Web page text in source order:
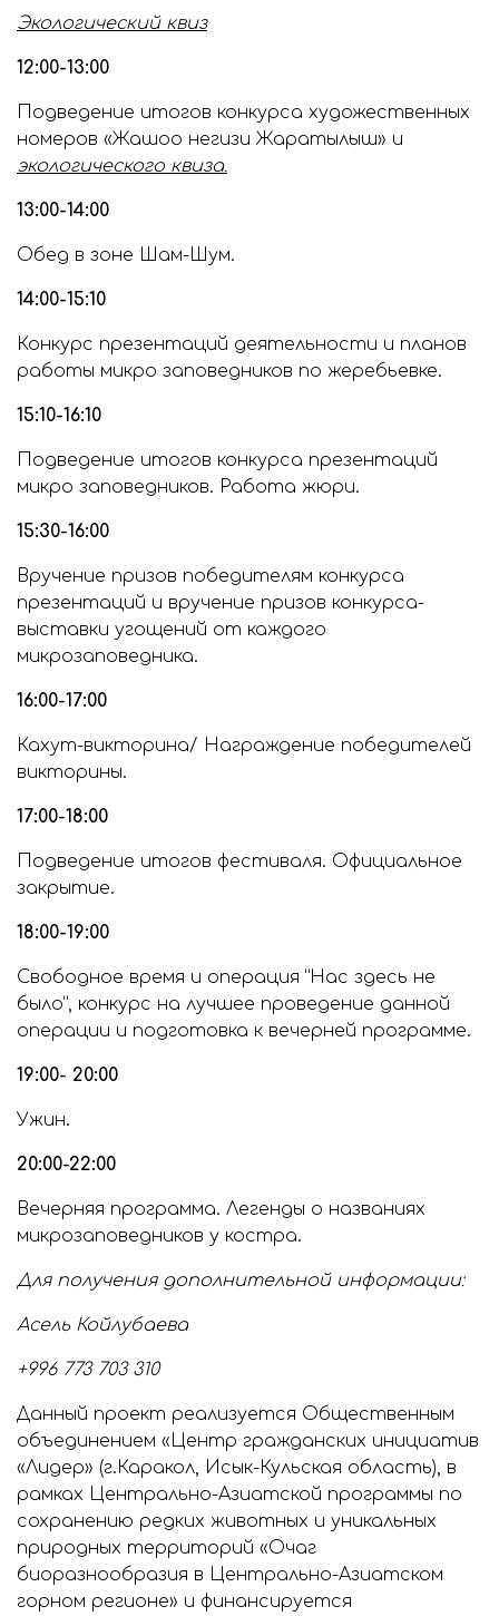
Экологический квиз
12:00-13:00
Подведение итогов конкурса художественных
номеров «Жашоо негизи Жаратылыш» и
экологического квиза.
13:00-14:00
Обед в зоне Шам-Шум.
14:00-15:10
Конкурс презентаций деятельности и планов
работы микро заповедников по жеребьевке.
15:10-16:10
Подведение итогов конкурса презентаций
микро заповедников. Работа жюри.
15:30-16:00
Вручение призов победителям конкурса
презентаций и вручение призов конкурса-
выставки угощений от каждого
микрозаповедника.
16:00-17:00
Кахут-викторина/ Награждение победителей
викторины.
17:00-18:00
Подведение итогов фестиваля. Официальное
закрытие.
18:00-19:00
Свободное время и операция “Нас здесь не
было”, конкурс на лучшее проведение данной
операции и подготовка к вечерней программе.
19:00- 20:00
Ужин.
20:00-22:00
Вечерняя программа. Легенды о названиях
микрозаповедников у костра.
Для получения дополнительной информации:
Асель Койлубаева
+996 773 703 310
Данный проект реализуется Общественным
объединением «Центр гражданских инициатив
«Лидер» (г.Каракол, Исык-Кульская область), в
рамках Центрально-Азиатской программы по
сохранению редких животных и уникальных
природных территорий «Очаг
биоразнообразия в Центрально-Азиатском
горном регионе» и финансируется